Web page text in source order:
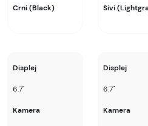
Crni (Black)
Sivi
Displej
6.7"
Kamera
Displej
6.7"
Kamera